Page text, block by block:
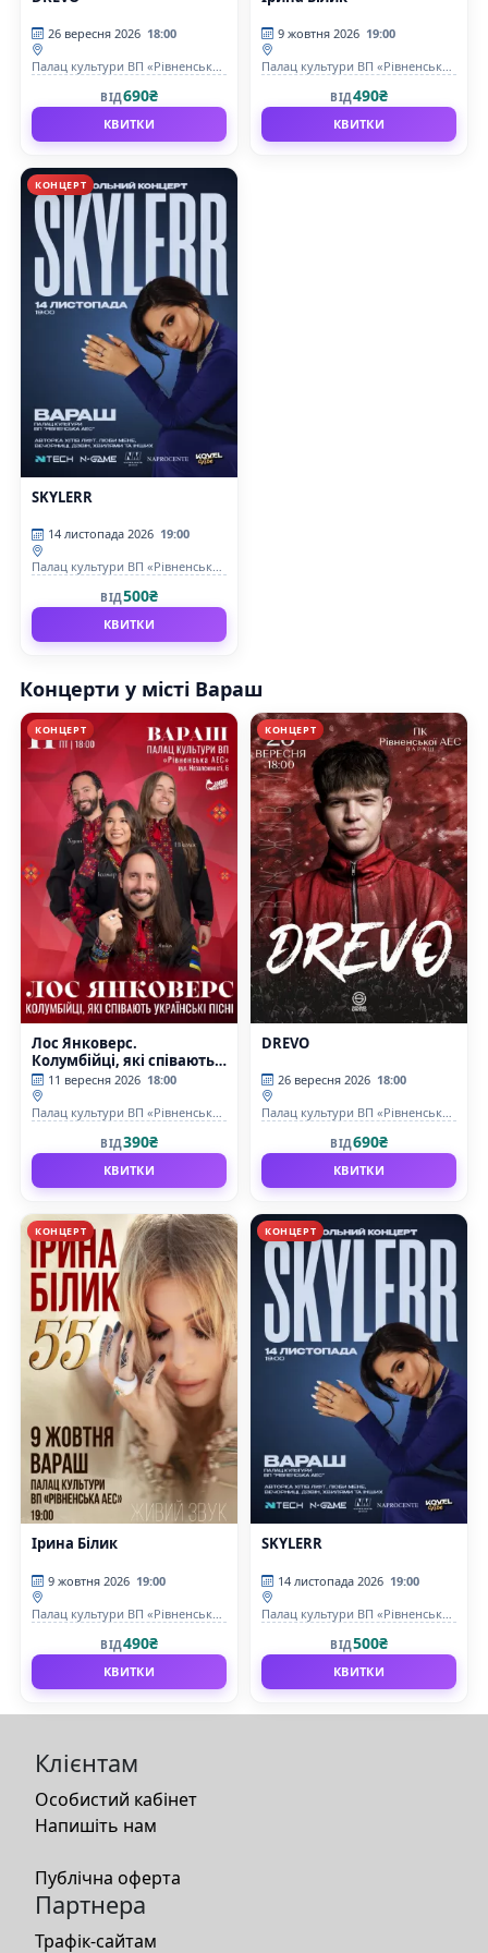
26 вересня 2026 18:00
Палац культури ВП «Рівненська
ВІД690₴
КВИТКИ
9 жовтня 2026 19:00
Палац культури ВП «Рівненська
ВІД490₴
КВИТКИ
КОНЦЕРТ
SKYLERR
14 листопада 2026 19:00
Палац культури ВП «Рівненська
ВІД500₴
КВИТКИ
Концерти у місті Вараш
КОНЦЕРТ
Лос Янковерс.
Колумбійці, які співають
українські пісні
11 вересня 2026 18:00
Палац культури ВП «Рівненська
ВІД390₴
КВИТКИ
КОНЦЕРТ
DREVO
26 вересня 2026 18:00
Палац культури ВП «Рівненська
ВІД690₴
КВИТКИ
КОНЦЕРТ
Ірина Білик
9 жовтня 2026 19:00
Палац культури ВП «Рівненська
ВІД490₴
КВИТКИ
КОНЦЕРТ
SKYLERR
14 листопада 2026 19:00
Палац культури ВП «Рівненська
ВІД500₴
КВИТКИ
Клієнтам
Особистий кабінет
Напишіть нам
Публічна оферта
Партнера
Трафік-сайтам